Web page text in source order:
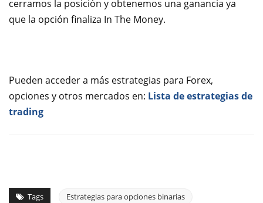
cerramos la posición y obtenemos una ganancia ya
que la opción finaliza In The Money.
Pueden acceder a más estrategias para Forex,
opciones y otros mercados en: Lista de estrategias de
trading
Tags Estrategias para opciones binarias